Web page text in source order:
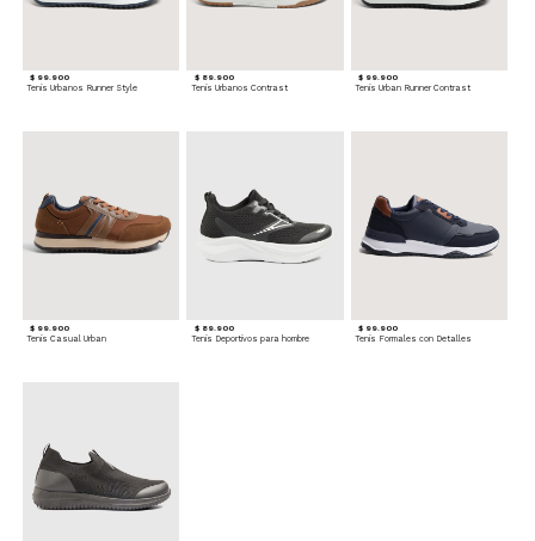
$ 99.900
Tenis Urbanos Runner Style
$ 89.900
Tenis Urbanos Contrast
$ 99.900
Tenis Urban Runner Contrast
$ 99.900
Tenis Casual Urban
$ 89.900
Tenis Deportivos para hombre
$ 99.900
Tenis Formales con Detalles